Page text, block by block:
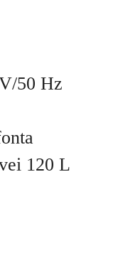
50 Hz
120 L